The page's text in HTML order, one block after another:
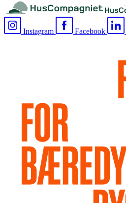
Instagram Facebook